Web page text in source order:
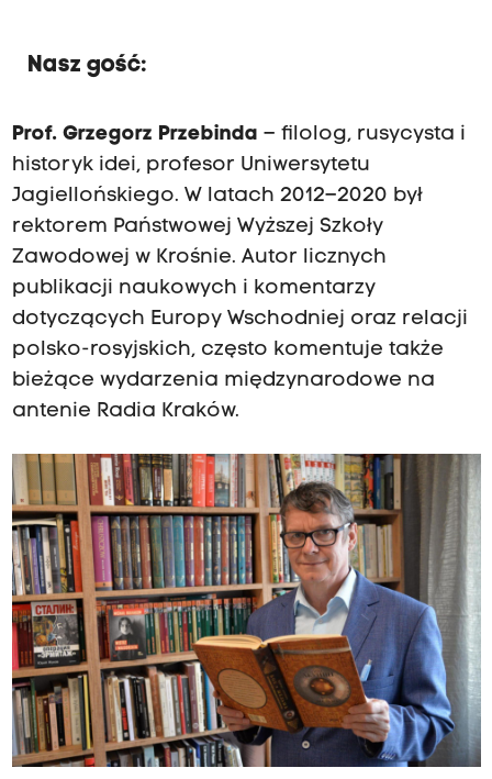
Nasz gość:
Prof. Grzegorz Przebinda – filolog, rusycysta i
historyk idei, profesor Uniwersytetu
Jagiellońskiego. W latach 2012–2020 był
rektorem Państwowej Wyższej Szkoły
Zawodowej w Krośnie. Autor licznych
publikacji naukowych i komentarzy
dotyczących Europy Wschodniej oraz relacji
polsko-rosyjskich, często komentuje także
bieżące wydarzenia międzynarodowe na
antenie Radia Kraków.